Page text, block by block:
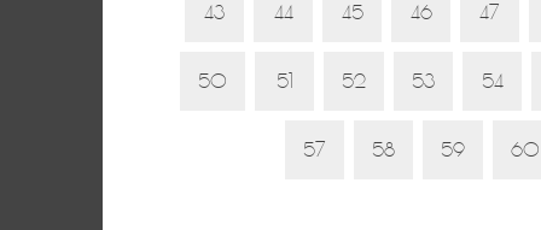
43 44 45 46 47
50 51 52 53 54
57 58 59 60